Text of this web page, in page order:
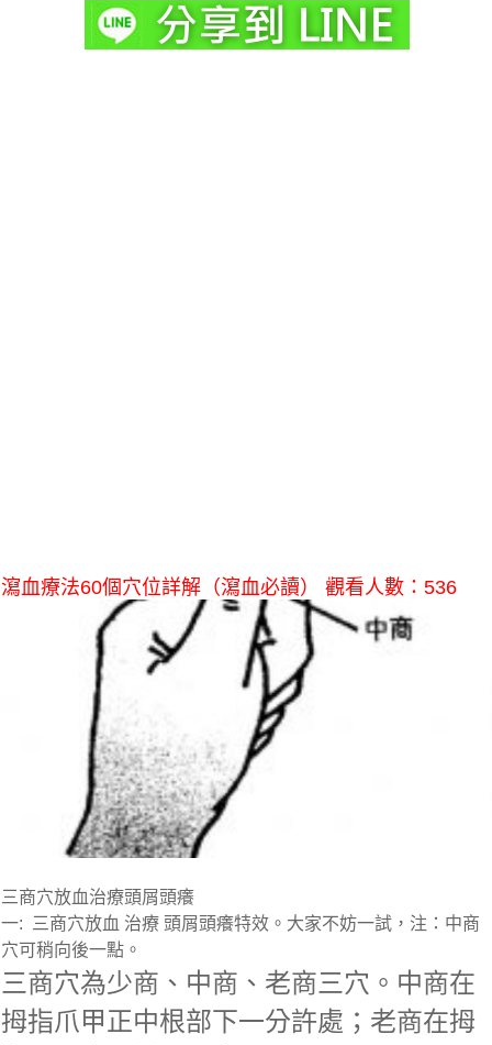
瀉血療法60個穴位詳解（瀉血必讀） 觀看人數：536
三商穴放血治療頭屑頭癢
一: 三商穴放血 治療 頭屑頭癢特效。大家不妨一試，注：中商
穴可稍向後一點。
三商穴為少商、中商、老商三穴。中商在
拇指爪甲正中根部下一分許處；老商在拇